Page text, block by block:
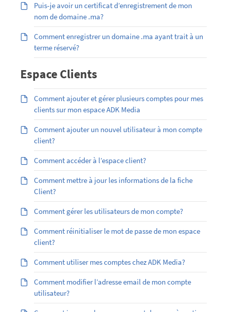
Puis-je avoir un certificat d’enregistrement de mon
nom de domaine .ma?
Comment enregistrer un domaine .ma ayant trait à un
terme réservé?
Espace Clients
Comment ajouter et gérer plusieurs comptes pour mes
clients sur mon espace ADK Media
Comment ajouter un nouvel utilisateur à mon compte
client?
Comment accéder à l’espace client?
Comment mettre à jour les informations de la fiche
Client?
Comment gérer les utilisateurs de mon compte?
Comment réinitialiser le mot de passe de mon espace
client?
Comment utiliser mes comptes chez ADK Media?
Comment modifier l’adresse email de mon compte
utilisateur?